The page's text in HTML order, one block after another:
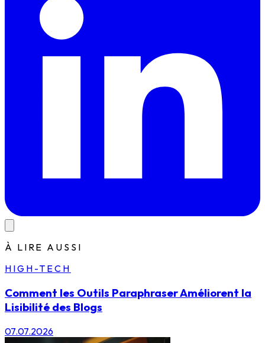
À LIRE AUSSI
HIGH-TECH
Comment les Outils Paraphraser Améliorent la
Lisibilité des Blogs
07.07.2026